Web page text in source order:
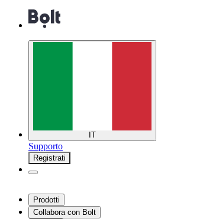
IT
Supporto
Registrati
Prodotti
Collabora con Bolt